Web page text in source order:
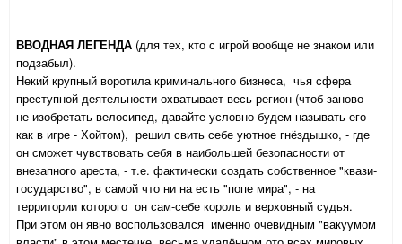
ВВОДНАЯ ЛЕГЕНДА (для тех, кто с игрой вообще не знаком или
подзабыл).
Некий крупный воротила криминального бизнеса, чья сфера
преступной деятельности охватывает весь регион (чтоб заново
не изобретать велосипед, давайте условно будем называть его
как в игре - Хойтом), решил свить себе уютное гнёздышко, - где
он сможет чувствовать себя в наибольшей безопасности от
внезапного ареста, - т.е. фактически создать собственное "квази-
государство", в самой что ни на есть "попе мира", - на
территории которого он сам-себе король и верховный судья.
При этом он явно воспользовался именно очевидным "вакуумом